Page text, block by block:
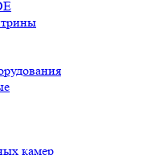
камер